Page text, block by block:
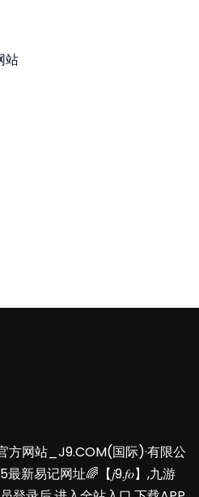
站
方网站_J9.COM(国际)·有限公
新易记网址🌈【𝑗9.𝑓𝑜】,九游